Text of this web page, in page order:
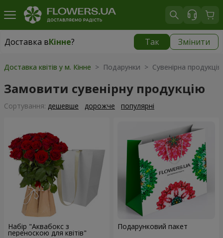
Доставка вКінне? Так Змінити
Доставка вКінне
Доставка квітів у м. Кінне > Подарунки > Сувенірна продукція
Замовити сувенірну продукцію
Сортування: дешевше дорожче популярні
Набір "Аквабокс з
переноскою для квітів"
Подарунковий пакет